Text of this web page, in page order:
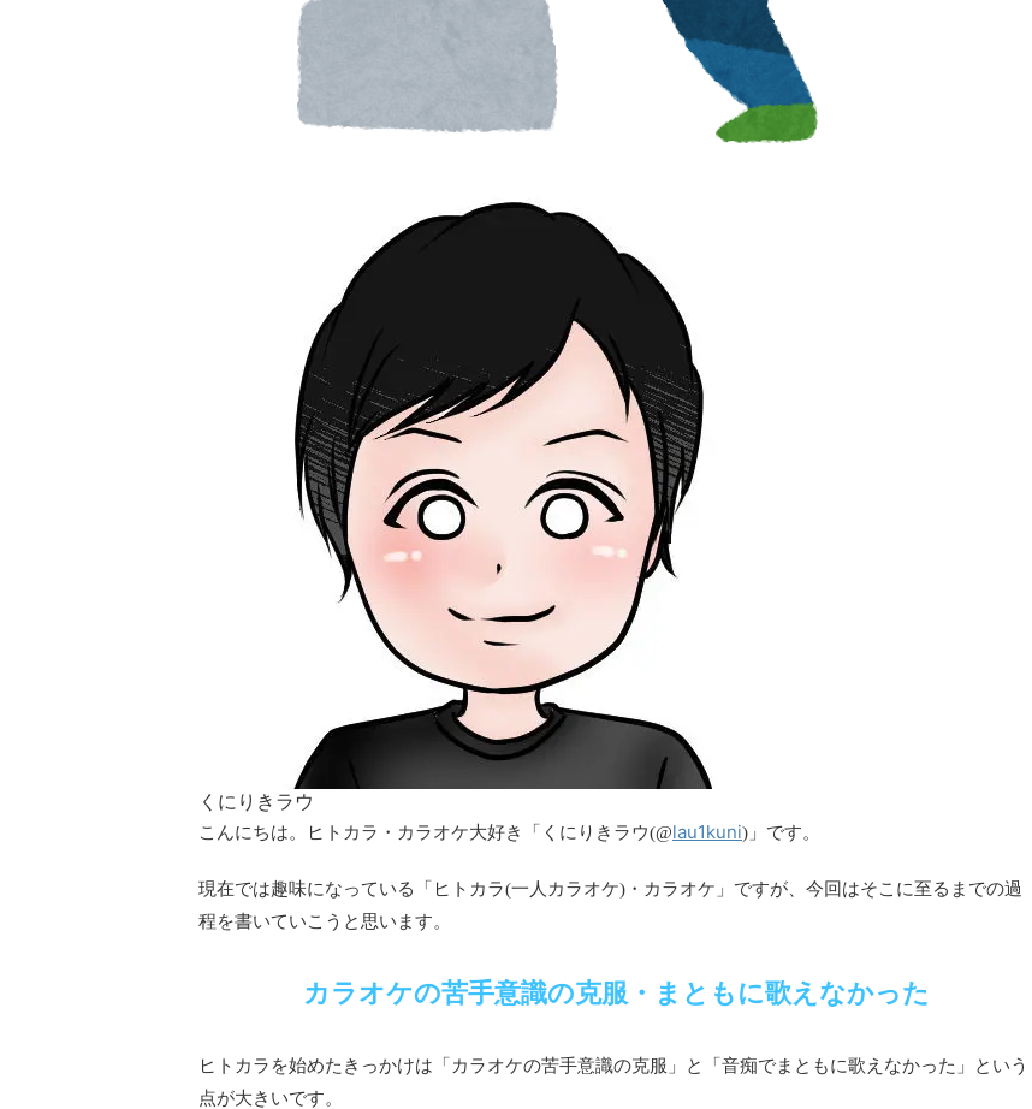
くにりきラウ
こんにちは。ヒトカラ・カラオケ大好き「くにりきラウ(@lau1kuni)」です。
現在では趣味になっている「ヒトカラ(一人カラオケ)・カラオケ」ですが、今回はそこに至るまでの過
程を書いていこうと思います。
カラオケの苦手意識の克服・まともに歌えなかった
ヒトカラを始めたきっかけは「カラオケの苦手意識の克服 」と「音痴でまともに歌えなかった 」という
点が大きいです。